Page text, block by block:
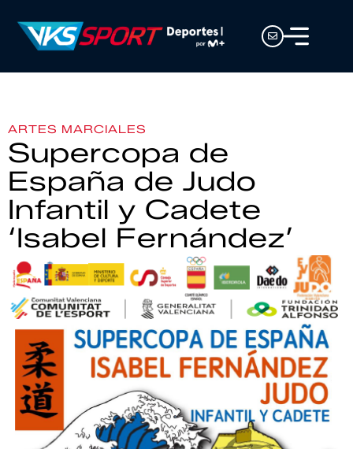
ARTES MARCIALES
Supercopa de
España de Judo
Infantil y Cadete
‘Isabel Fernández’